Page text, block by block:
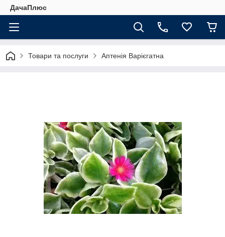
ДачаПлюс
Товари та послуги Аптенія Варієгатна